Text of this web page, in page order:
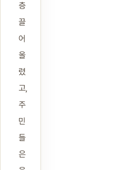
층
끌
어
올
렸
고,
주
민
들
은